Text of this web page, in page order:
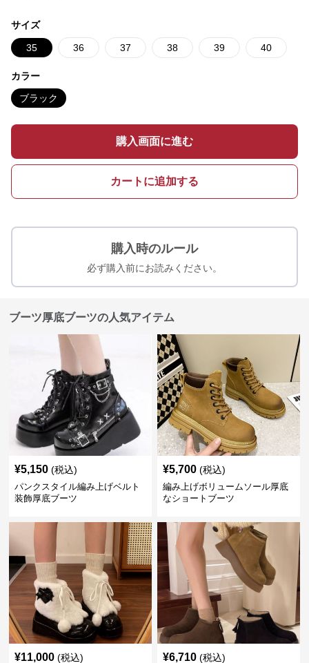
サイズ
35 36 37 38 39 40
カラー
ブラック
購入画面に進む
カートに追加する
購入時のルール
必ず購入前にお読みください。
ブーツ厚底ブーツの人気アイテム
¥5,150 (税込)
パンクスタイル編み上げベルト
装飾厚底ブーツ
¥5,700 (税込)
編み上げボリュームソール厚底
なショートブーツ
¥11,000 (税込) ¥6,710 (税込)